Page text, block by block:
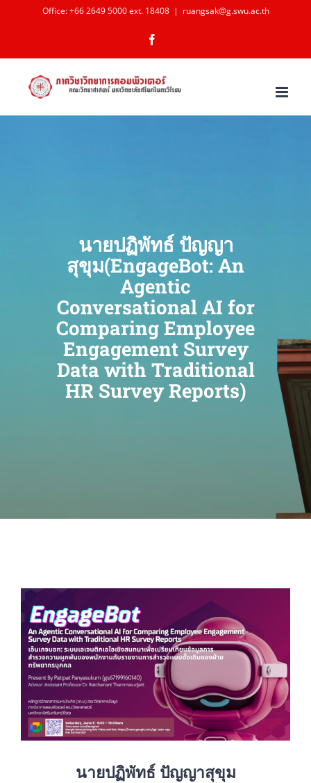
content
Office: +66 2649 5000 ext. 18408 | ruangsak@g.swu.ac.th
นายปฏิพัทธ์ ปัญญา
สุขุม(EngageBot: An
Agentic
Conversational AI for
Comparing Employee
Engagement Survey
Data with Traditional
HR Survey Reports)
นายปฏิพัทธ์ ปัญญาสุขุม